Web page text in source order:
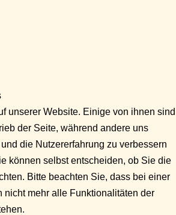
unserer Website. Einige von ihnen sind
der Seite, während andere uns
die Nutzererfahrung zu verbessern
können selbst entscheiden, ob Sie die
Bitte beachten Sie, dass bei einer
nicht mehr alle Funktionalitäten der